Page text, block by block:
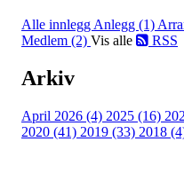
Alle innlegg Anlegg (1)
Medlem (2) Vis alle RSS
Arkiv
April 2026 (4) 2025 (16)
2020 (41) 2019 (33) 2018